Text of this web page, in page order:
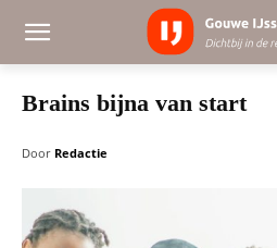
Brains bijna van start
Door Redactie